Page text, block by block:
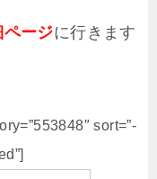
ページに行きます
sort=”-